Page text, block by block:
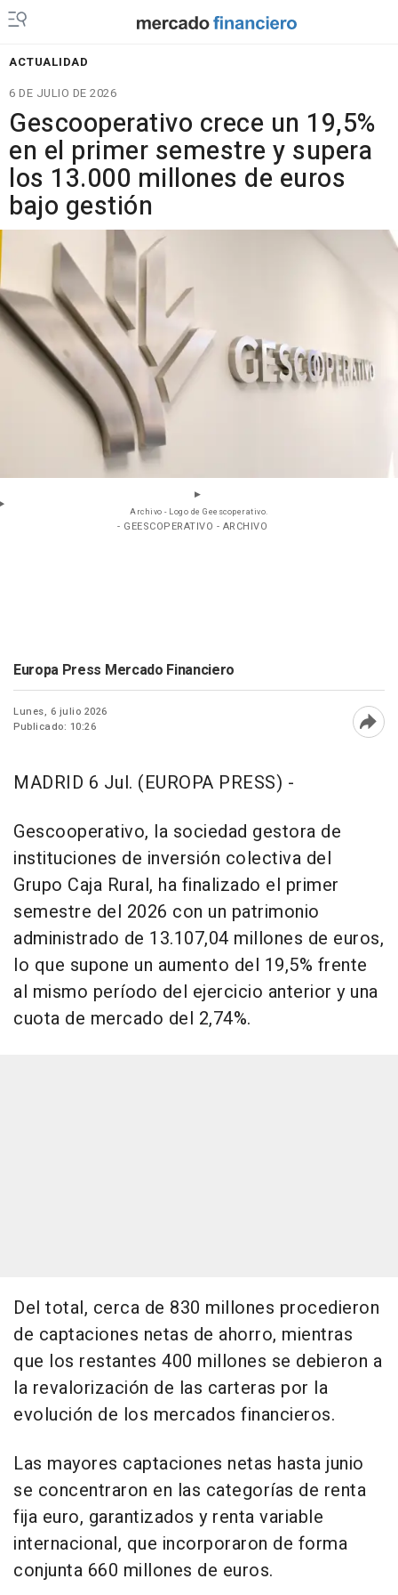
ACTUALIDAD
6 DE JULIO DE 2026
Gescooperativo crece un 19,5%
en el primer semestre y supera
los 13.000 millones de euros
bajo gestión
Archivo - Logo de Geescoperativo.
- GEESCOPERATIVO - ARCHIVO
Europa Press Mercado Financiero
Lunes, 6 julio 2026
Publicado: 10:26
MADRID 6 Jul. (EUROPA PRESS) -
Gescooperativo, la sociedad gestora de
instituciones de inversión colectiva del
Grupo Caja Rural, ha finalizado el primer
semestre del 2026 con un patrimonio
administrado de 13.107,04 millones de euros,
lo que supone un aumento del 19,5% frente
al mismo período del ejercicio anterior y una
cuota de mercado del 2,74%.
Del total, cerca de 830 millones procedieron
de captaciones netas de ahorro, mientras
que los restantes 400 millones se debieron a
la revalorización de las carteras por la
evolución de los mercados financieros.
Las mayores captaciones netas hasta junio
se concentraron en las categorías de renta
fija euro, garantizados y renta variable
internacional, que incorporaron de forma
conjunta 660 millones de euros.